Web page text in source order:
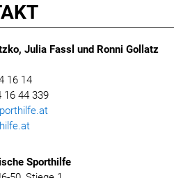
Julia Fassl und Ronni Gollatz
16 14
44 339
Sporthilfe